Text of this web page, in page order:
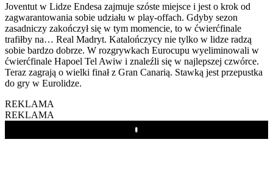
Joventut w Lidze Endesa zajmuje szóste miejsce i jest o krok od
zagwarantowania sobie udziału w play-offach. Gdyby sezon
zasadniczy zakończył się w tym momencie, to w ćwierćfinale
trafiłby na… Real Madryt. Katalończycy nie tylko w lidze radzą
sobie bardzo dobrze. W rozgrywkach Eurocupu wyeliminowali w
ćwierćfinale Hapoel Tel Awiw i znaleźli się w najlepszej czwórce.
Teraz zagrają o wielki finał z Gran Canarią. Stawką jest przepustka
do gry w Eurolidze.
REKLAMA
REKLAMA
Play